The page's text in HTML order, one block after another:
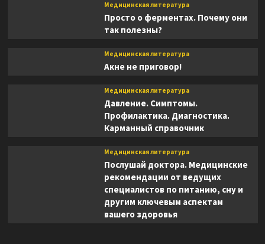
Медицинская литература
Просто о ферментах. Почему они
так полезны?
Медицинская литература
Акне не приговор!
Медицинская литература
Давление. Симптомы.
Профилактика. Диагностика.
Карманный справочник
Медицинская литература
Послушай доктора. Медицинские
рекомендации от ведущих
специалистов по питанию, сну и
другим ключевым аспектам
вашего здоровья